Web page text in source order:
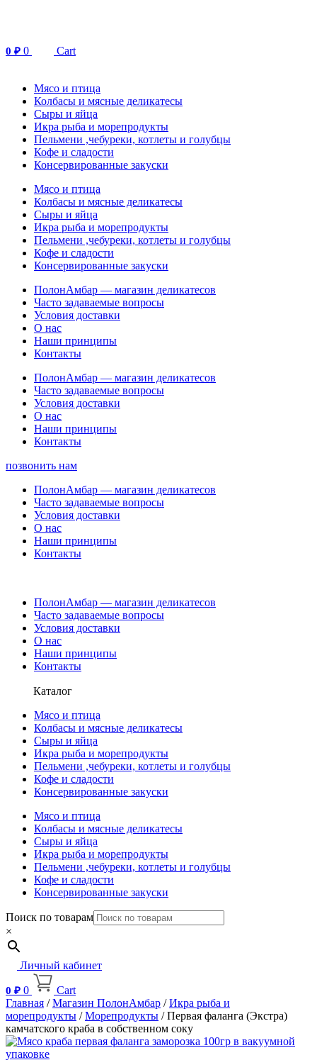
0 ₽ 0 Cart
Мясо и птица
Колбасы и мясные деликатесы
Сыры и яйца
Икра рыба и морепродукты
Пельмени ,чебуреки, котлеты и голубцы
Кофе и сладости
Консервированные закуски
Мясо и птица
Колбасы и мясные деликатесы
Сыры и яйца
Икра рыба и морепродукты
Пельмени ,чебуреки, котлеты и голубцы
Кофе и сладости
Консервированные закуски
ПолонАмбар — магазин деликатесов
Часто задаваемые вопросы
Условия доставки
О нас
Наши принципы
Контакты
ПолонАмбар — магазин деликатесов
Часто задаваемые вопросы
Условия доставки
О нас
Наши принципы
Контакты
позвонить нам
ПолонАмбар — магазин деликатесов
Часто задаваемые вопросы
Условия доставки
О нас
Наши принципы
Контакты
ПолонАмбар — магазин деликатесов
Часто задаваемые вопросы
Условия доставки
О нас
Наши принципы
Контакты
Каталог
Мясо и птица
Колбасы и мясные деликатесы
Сыры и яйца
Икра рыба и морепродукты
Пельмени ,чебуреки, котлеты и голубцы
Кофе и сладости
Консервированные закуски
Мясо и птица
Колбасы и мясные деликатесы
Сыры и яйца
Икра рыба и морепродукты
Пельмени ,чебуреки, котлеты и голубцы
Кофе и сладости
Консервированные закуски
Поиск по товарам
×
Личный кабинет
0 ₽ 0
Cart
Главная /Магазин ПолонАмбар /Икра рыба и
морепродукты /Морепродукты / Первая фаланга (Экстра)
камчатского краба в собственном соку